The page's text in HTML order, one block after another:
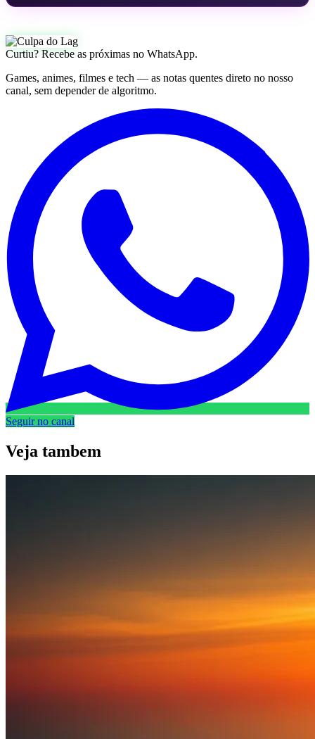
Curtiu? Recebe as próximas no WhatsApp.
Games, animes, filmes e tech — as notas quentes direto no nosso
canal, sem depender de algoritmo.
Seguir no canal
Veja tambem